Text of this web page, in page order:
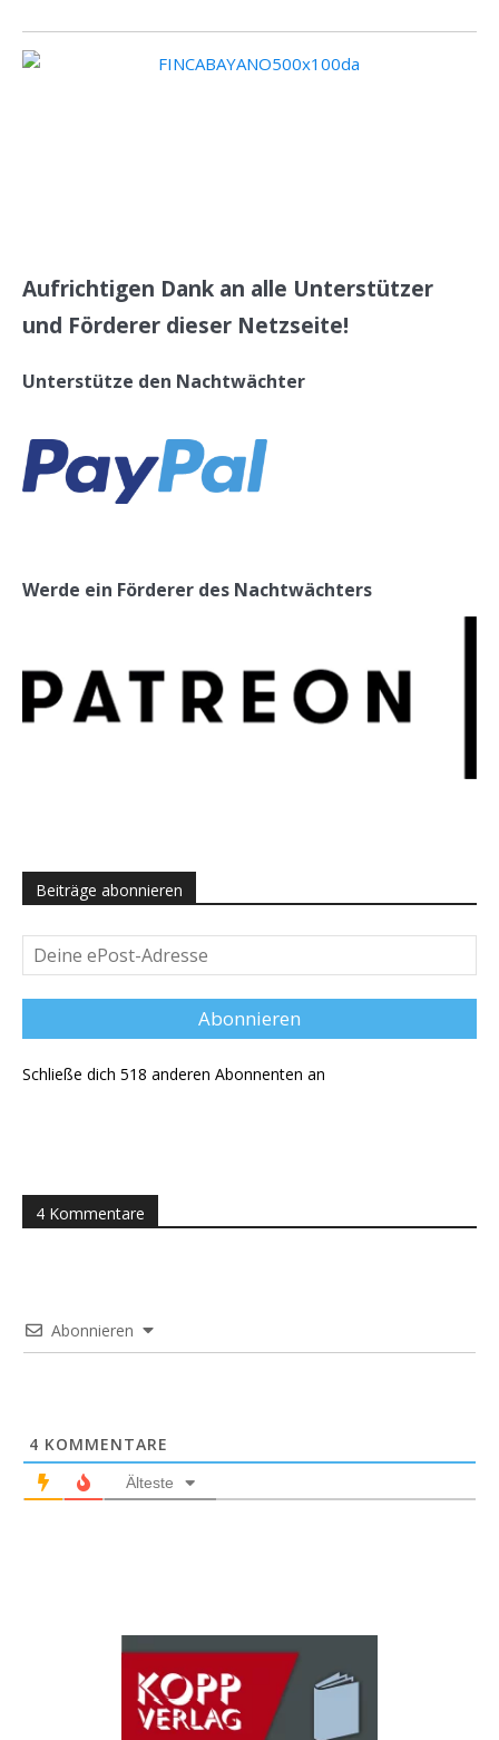
Aufrichtigen Dank an alle Unterstützer
und Förderer dieser Netzseite!
Unterstütze den Nachtwächter
Werde ein Förderer des Nachtwächters
Beiträge abonnieren
Deine
ePost-
Adresse
Abonnieren
Schließe dich 518 anderen Abonnenten an
4 Kommentare
Abonnieren
4 KOMMENTARE
Älteste